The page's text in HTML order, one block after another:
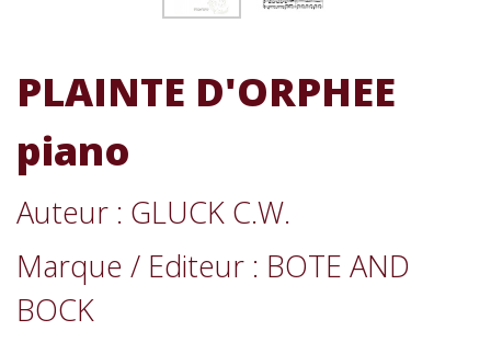
PLAINTE D'ORPHEE
piano
Auteur : GLUCK C.W.
Marque / Editeur : BOTE AND
BOCK